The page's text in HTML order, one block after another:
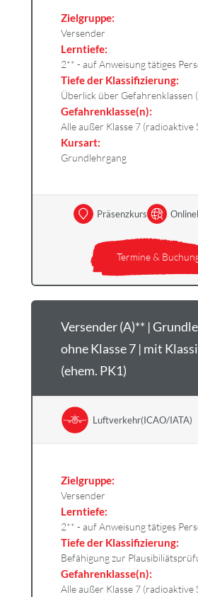
Zielgruppe:
Versender
Lerntiefe:
2** - auf Anweisung tätiges
Tiefe der Klassifizierung:
Überlick über Gefahrenklassen
Gefahrenklasse(n):
Alle außer Klasse 7 (radioaktive
Kursart:
Grundlehrgang
Termine &
Präsenzkurs
Versender (A)** |
ohne Klasse 7 | mit
(ehem. PK1)
Luftverkehr(ICAO/IATA)
Zielgruppe:
Versender
Lerntiefe:
2** - auf Anweisung tätiges
Tiefe der Klassifizierung:
Befähigung zur
Gefahrenklasse(n):
Alle außer Klasse 7 (radioaktive